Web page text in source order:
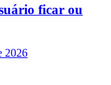
ficar ou
2026